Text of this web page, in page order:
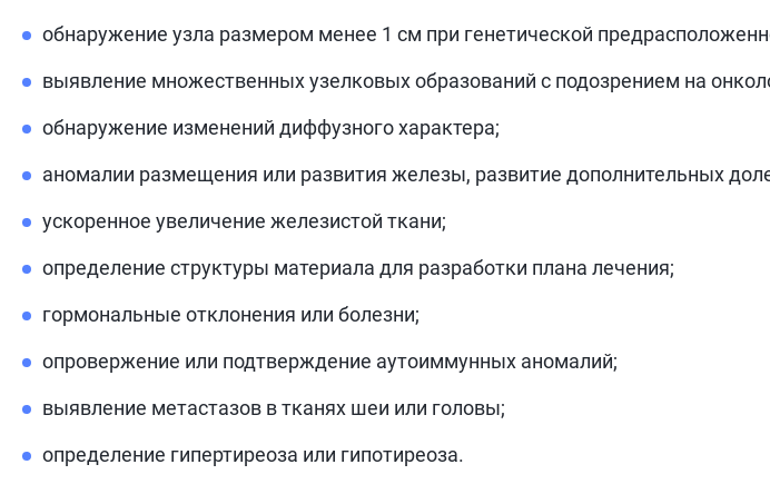
обнаружение узла размером менее 1 см при генетической
выявление множественных узелковых образований с подозрением на
обнаружение изменений диффузного характера;
аномалии размещения или развития железы, развитие дополнительных
ускоренное увеличение железистой ткани;
определение структуры материала для разработки плана лечения;
гормональные отклонения или болезни;
опровержение или подтверждение аутоиммунных аномалий;
выявление метастазов в тканях шеи или головы;
определение гипертиреоза или гипотиреоза.